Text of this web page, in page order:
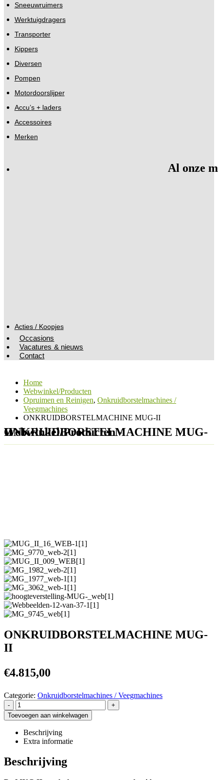
Sneeuwruimers
Werktuigdragers
Transporter
Kippers
Diversen
Pompen
Motordoorslijper
Accu’s + laders
Accessoires
Merken
Al onze
Acties / Koopjes
Occasions
Vacatures & nieuws
Contact
Home
Webwinkel/Producten
Opruimen en Reinigen, Onkruidborstelmachines /
Veegmachines
ONKRUIDBORSTELMACHINE MUG-II
Webwinkel/Producten - ONKRUIDBORSTELMACHINE MUG-II
ONKRUIDBORSTELMACHINE MUG-
II
€4.815,00
Categorie: Onkruidborstelmachines / Veegmachines
-
+
Toevoegen aan winkelwagen
Beschrijving
Extra informatie
Beschrijving